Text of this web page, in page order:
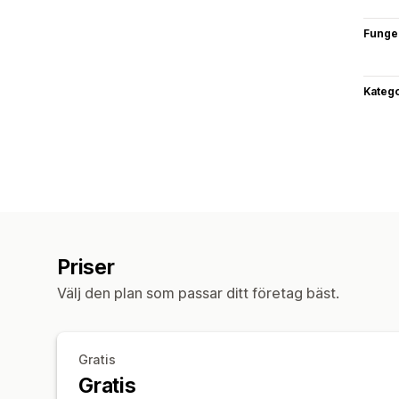
Priser
Välj den plan som passar ditt företag bäst.
Gratis
Gratis